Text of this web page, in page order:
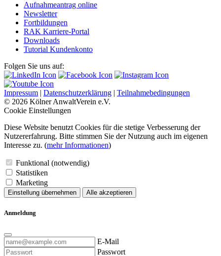
Aufnahmeantrag online
Newsletter
Fortbildungen
RAK Karriere-Portal
Downloads
Tutorial Kundenkonto
Folgen Sie uns auf:
Impressum | Datenschutzerklärung | Teilnahmebedingungen
© 2026 Kölner AnwaltVerein e.V.
Cookie Einstellungen
Diese Website benutzt Cookies für die stetige Verbesserung der
Nutzererfahrung. Bitte stimmen Sie der Nutzung auch im eigenen
Interesse zu. (mehr Informationen)
Funktional (notwendig)
Statistiken
Marketing
Einstellung übernehmen Alle akzeptieren
Anmeldung
E-Mail
Passwort